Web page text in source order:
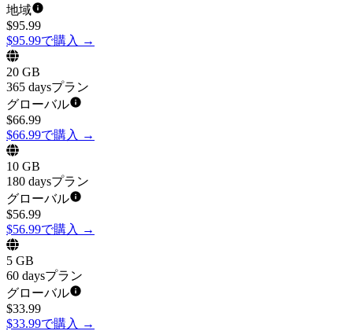
地域
$95.99
$95.99で購入 →
20 GB
365 daysプラン
グローバル
$66.99
$66.99で購入 →
10 GB
180 daysプラン
グローバル
$56.99
$56.99で購入 →
5 GB
60 daysプラン
グローバル
$33.99
$33.99で購入 →